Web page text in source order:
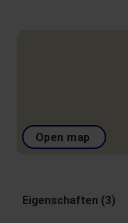
Open map
Eigenschaften (3)